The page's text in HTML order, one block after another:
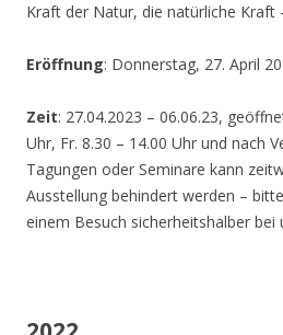
Kraft der Natur, die natürliche Kraft
Eröffnung: Donnerstag, 27. April
Zeit: 27.04.2023 – 06.06.23,
Uhr, Fr. 8.30 – 14.00 Uhr und nach
Tagungen oder Seminare kann
Ausstellung behindert werden –
einem Besuch sicherheitshalber bei